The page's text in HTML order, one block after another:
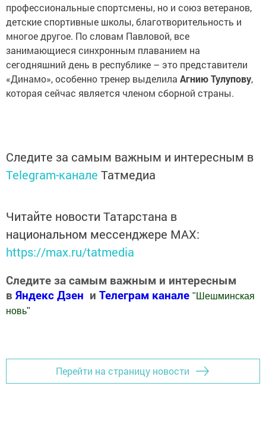
профессиональные спортсмены, но и союз ветеранов,
детские спортивные школы, благотворительность и
многое другое. По словам Павловой, все
занимающиеся синхронным плаванием на
сегодняшний день в республике – это представители
«Динамо», особенно тренер выделила АгниюТулупову,
которая сейчас является членом сборной страны.
Следите за самым важным и интересным в
Telegram-канале Татмедиа
Читайте новости Татарстана в
национальном мессенджере MАХ:
https://max.ru/tatmedia
Следите за самым важным и интересным
в Яндекс Дзен и Телеграм канале " Шешминская
новь"
Перейти на страницу новости